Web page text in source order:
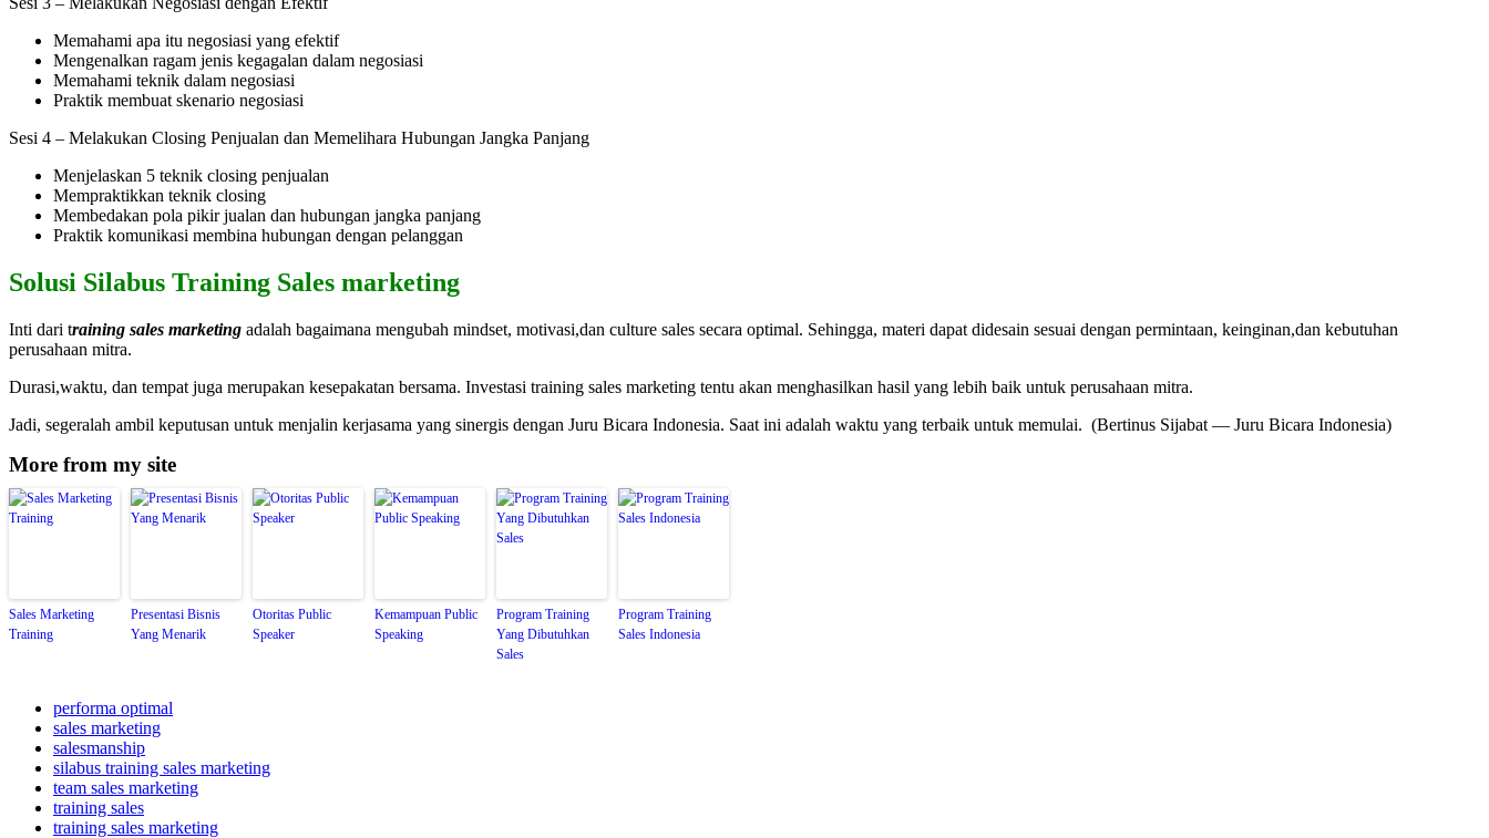
Memahami apa itu negosiasi yang efektif
Mengenalkan ragam jenis kegagalan dalam negosiasi
Memahami teknik dalam negosiasi
Praktik membuat skenario negosiasi
Sesi 4 – Melakukan Closing Penjualan dan Memelihara Hubungan Jangka Panjang
Menjelaskan 5 teknik closing penjualan
Mempraktikkan teknik closing
Membedakan pola pikir jualan dan hubungan jangka panjang
Praktik komunikasi membina hubungan dengan pelanggan
Solusi Silabus Training Sales marketing
Inti dari training sales marketing adalah bagaimana mengubah mindset, motivasi,dan culture sales secara optimal. Sehingga, materi dapat didesain sesuai dengan permintaan, keinginan,dan kebutuhan
perusahaan mitra.
Durasi,waktu, dan tempat juga merupakan kesepakatan bersama. Investasi training sales marketing tentu akan menghasilkan hasil yang lebih baik untuk perusahaan mitra.
Jadi, segeralah ambil keputusan untuk menjalin kerjasama yang sinergis dengan Juru Bicara Indonesia. Saat ini adalah waktu yang terbaik untuk memulai. (Bertinus Sijabat — Juru Bicara Indonesia)
More from my site
Sales Marketing
Training
Presentasi Bisnis
Yang Menarik
Otoritas Public
Speaker
Kemampuan Public
Speaking
Program Training
Yang Dibutuhkan
Sales
Program Training
Sales Indonesia
performa optimal
sales marketing
salesmanship
silabus training sales marketing
team sales marketing
training sales
training sales marketing